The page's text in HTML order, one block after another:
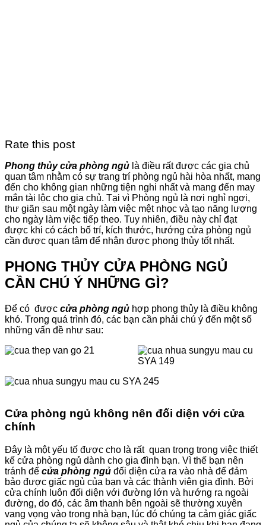
Rate this post
Phong thủy cửa phòng ngủ là điều rất được các gia chủ
quan tâm nhằm có sự trang trí phòng ngủ hài hòa nhất, mang
đến cho không gian những tiện nghi nhất và mang đến may
mắn tài lộc cho gia chủ. Tại vì Phòng ngủ là nơi nghỉ ngơi,
thư giãn sau một ngày làm việc mệt nhọc và tạo năng lượng
cho ngày làm việc tiếp theo. Tuy nhiên, điều này chỉ đạt
được khi có cách bố trí, kích thước, hướng cửa phòng ngủ
cần được quan tâm để nhận được phong thủy tốt nhất.
PHONG THỦY CỬA PHÒNG NGỦ
CẦN CHÚ Ý NHỮNG GÌ?
Để có được cửa phòng ngủ hợp phong thủy là điều không
khó. Trong quá trình đó, các bạn cần phải chú ý đến một số
những vấn đề như sau:
Cửa phòng ngủ không nên đối diện với cửa
chính
Đây là một yếu tố được cho là rất quan trọng trong việc thiết
kế cửa phòng ngủ dành cho gia đình bạn. Vì thế bạn nên
tránh để cửa phòng ngủ đối diện cửa ra vào nhà để đảm
bảo được giấc ngủ của bạn và các thành viên gia đình. Bởi
cửa chính luôn đối diện với đường lớn và hướng ra ngoài
đường, do đó, các âm thanh bên ngoài sẽ thường xuyên
vang vọng vào trong nhà bạn, lúc đó chúng ta cảm giác giấc